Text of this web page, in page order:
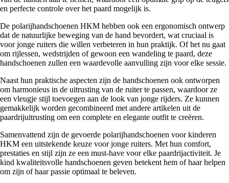
en perfecte controle over het paard mogelijk is.
De polarijhandschoenen HKM hebben ook een ergonomisch ontwerp
dat de natuurlijke beweging van de hand bevordert, wat cruciaal is
voor jonge ruiters die willen verbeteren in hun praktijk. Of het nu gaat
om rijlessen, wedstrijden of gewoon een wandeling te paard, deze
handschoenen zullen een waardevolle aanvulling zijn voor elke sessie.
Naast hun praktische aspecten zijn de handschoenen ook ontworpen
om harmonieus in de uitrusting van de ruiter te passen, waardoor ze
een vleugje stijl toevoegen aan de look van jonge rijders. Ze kunnen
gemakkelijk worden gecombineerd met andere artikelen uit de
paardrijuitrusting om een complete en elegante outfit te creëren.
Samenvattend zijn de gevoerde polarijhandschoenen voor kinderen
HKM een uitstekende keuze voor jonge ruiters. Met hun comfort,
prestaties en stijl zijn ze een must-have voor elke paardrijactiviteit. Je
kind kwaliteitsvolle handschoenen geven betekent hem of haar helpen
om zijn of haar passie optimaal te beleven.